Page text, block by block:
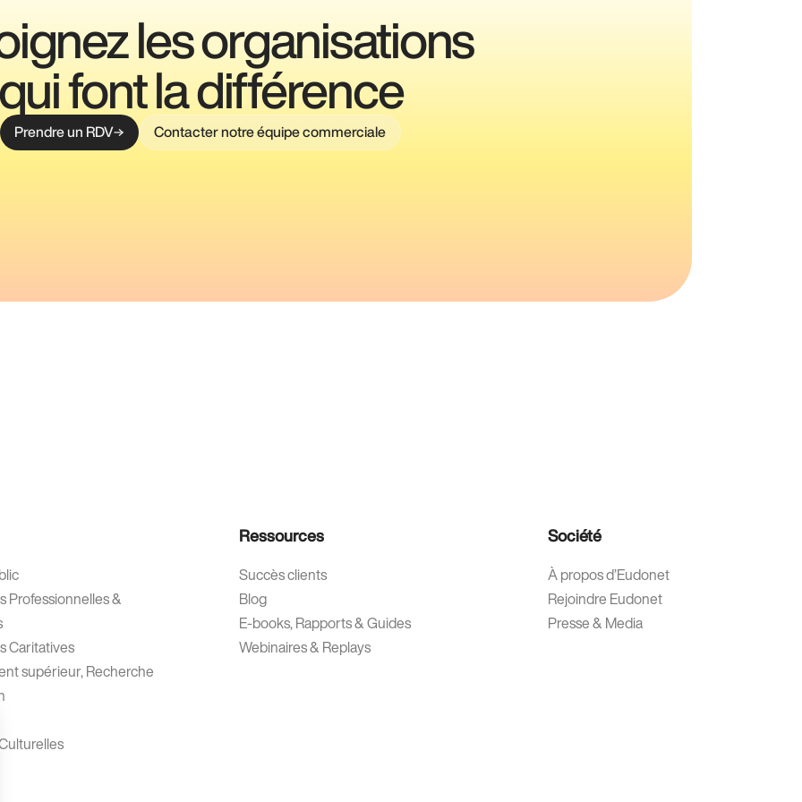
les organisations
font la différence
Prendre un RDV Contacter notre équipe commerciale
Professionnelles &
Caritatives
supérieur, Recherche
Ressources
Succès clients
Blog
E-books, Rapports & Guides
Webinaires & Replays
Société
À propos d’Eudonet
Rejoindre Eudonet
Presse & Media